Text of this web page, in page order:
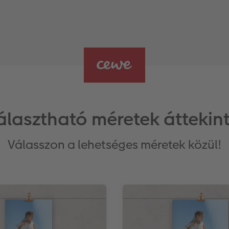
méretek
Válasszon a lehetséges méretek közül!